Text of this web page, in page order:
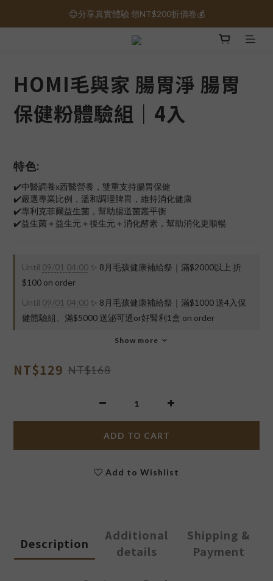
保健品免運｜全館滿1000元免運 🚚
😊分享真實體驗 領NT$200折價卷💰
保健品免運｜全館滿1000元免運 🚚
HOMI毛與家 腸胃淨 腸胃
保健粉體驗組｜4入
特色:
✔️中醫調養x西醫營養，雙重支持腸胃保健
✔️嚴選專業比例，溫和調理脾胃，維持消化健康
✔️專利克菲爾益生菌，幫助腸道菌叢平衡
✔️益生菌＋益生元＋後生元＋消化酵素，幫助消化更順暢
Until 09/01 04:00 ✨ 8月毛孩健康補給祭｜滿$2000以上 折
$100 on order
Until 09/01 04:00 ✨ 8月毛孩健康補給祭｜滿$1000 送4入保
健體驗組、滿$5000 送泌可通or好腎利1盒 on order
Show more
NT$129 NT$168
ADD TO CART
Add to Wishlist
Description
Additional
details
Shipping &
Payment